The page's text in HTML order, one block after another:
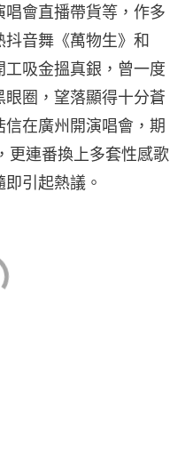
會直播帶貨等，作多
音舞《萬物生》和
工吸金搵真銀，曾一度
圈，望落顯得十分蒼
在廣州開演唱會，期
更連番換上多套性感歌
引起熱議。